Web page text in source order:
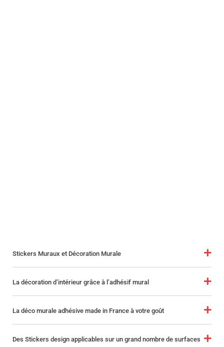
Stickers Muraux et Décoration Murale
La décoration d’intérieur grâce à l’adhésif mural
La déco murale adhésive made in France à votre goût
Des Stickers design applicables sur un grand nombre de surfaces